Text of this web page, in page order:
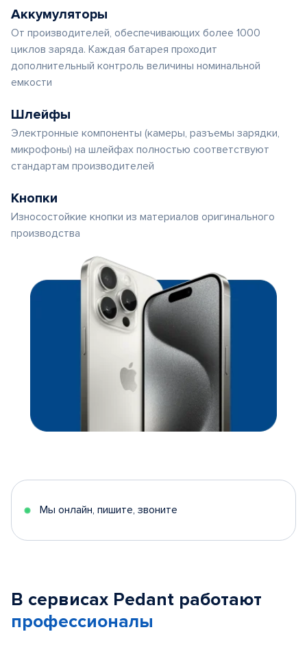
Аккумуляторы
От производителей, обеспечивающих более 1000
циклов заряда. Каждая батарея проходит
дополнительный контроль величины номинальной
емкости
Шлейфы
Электронные компоненты (камеры, разъемы зарядки,
микрофоны) на шлейфах полностью соответствуют
стандартам производителей
Кнопки
Износостойкие кнопки из материалов оригинального
производства
Мы онлайн, пишите, звоните
В сервисах Pedant работают
профессионалы